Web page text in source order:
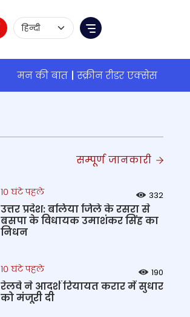
Language Selection
Menu
मन की बात स्क्रीन रीडर एक्सेस
सम्पूर्ण जानकारी
10 घंटे पहले 332
उत्तर प्रदेश: बलिया जिले के रसरा से
बसपा के विधायक उमाशंकर सिंह का
निधन
10 घंटे पहले 190
रेलवे ने आदर्श रियायत करार में सुधार
को मंजूरी दी